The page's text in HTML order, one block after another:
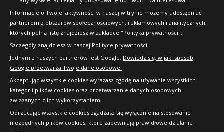
Informacje o Twojej aktywności w naszej witrynie możemy udostępniać
partnerom z obszarów społecznościowych, reklamowych i analitycznych,
których pełną listę znajdziesz w zakładce "Polityka prywatności".
Szczegóły znajdziesz w naszej Polityce prywatności.
Jednym z naszych partnerów jest Google. Dowiedz się, w jaki sposób
Google przetwarza Twoje dane osobowe.
Akceptując wszystkie cookies wyrażasz zgodę na używanie wszystkich
kategorii plików cookies oraz przetwarzanie danych osobowych
związanych z ich wykorzystaniem.
Odrzucając wszystkie cookies zgadzasz się wyłącznie na stosowanie
niezbędnych plików cookies, które zapewniają prawidłowe działanie